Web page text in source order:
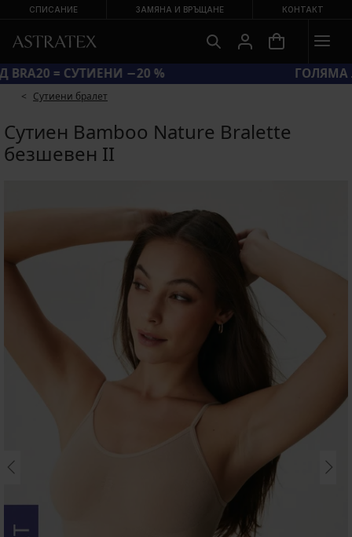
СПИСАНИЕ ЗАМЯНА И ВРЪЩАНЕ КОНТАКТ
КОД BRA20 = СУТИЕНИ −20 %
Сутиени бралет
Сутиен Bamboo Nature Bralette
безшевен II